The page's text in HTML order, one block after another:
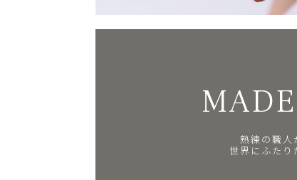
熟練の職人
世界にふたり